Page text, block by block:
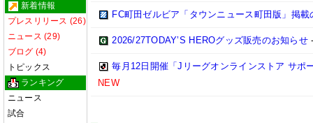
新着情報
プレスリリース (26)
ニュース (29)
ブログ (4)
トピックス
ランキング
ニュース
試合
FC町田ゼルビア「タウンニュース町田版」掲載
2026/27TODAY’S HEROグッズ販売のお知らせ
毎月12日開催「Jリーグオンラインストア サポ
NEW